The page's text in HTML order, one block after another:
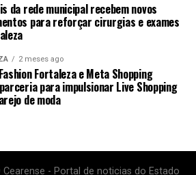
da rede municipal recebem novos
para reforçar cirurgias e exames
2 meses ago
Fortaleza e Meta Shopping
para impulsionar Live Shopping
de moda
- Portal de noticias do Estado